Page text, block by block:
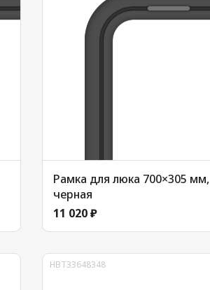
Рамка для люка 700×305 мм,
черная
11 020 ₽
HBT33648348